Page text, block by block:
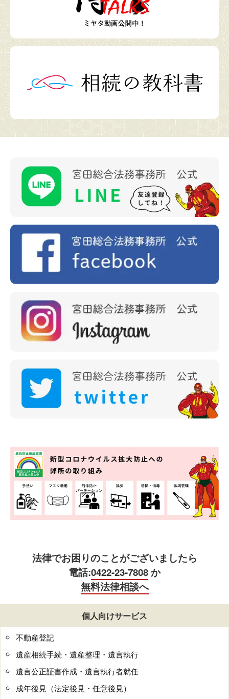
法律でお困りのことがございましたら
電話:0422-23-7808か
無料法律相談へ
個人向けサービス
不動産登記
遺産相続手続・遺産整理・遺言執行
遺言公正証書作成・遺言執行者就任
成年後見（法定後見・任意後見）